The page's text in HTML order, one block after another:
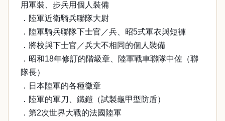
用軍裝、步兵用個人裝備
．陸軍近衛騎兵聯隊大尉
．陸軍騎兵聯隊下士官／兵、昭5式軍衣與短褲
．將校與下士官／兵大不相同的個人裝備
．昭和18年修訂的階級章、陸軍戰車聯隊中佐（聯
隊長）
．日本陸軍的各種徽章
．陸軍的軍刀、鐵鎧（試製龜甲型防盾）
．第2次世界大戰的法國陸軍